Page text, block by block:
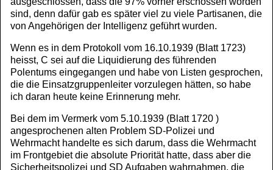
sind, denn dafür gab es später viel zu viele Partisanen, die
von Angehörigen der Intelligenz geführt wurden.
Wenn es in dem Protokoll vom 16.10.1939 (Blatt 1723)
heisst, C sei auf die Liquidierung des führenden
Polentums eingegangen und habe von Listen gesprochen,
die die Einsatzgruppenleiter vorzulegen hätten, so habe
ich daran heute keine Erinnerung mehr.
Bei dem im Vermerk vom 5.10.1939 (Blatt 1720 )
angesprochenen alten Problem SD-Polizei und
Wehrmacht handelte es sich darum, dass die Wehrmacht
im Frontgebiet die absolute Priorität hatte, dass aber die
Sicherheitspolizei und SD Aufgaben wahrnahmen, die